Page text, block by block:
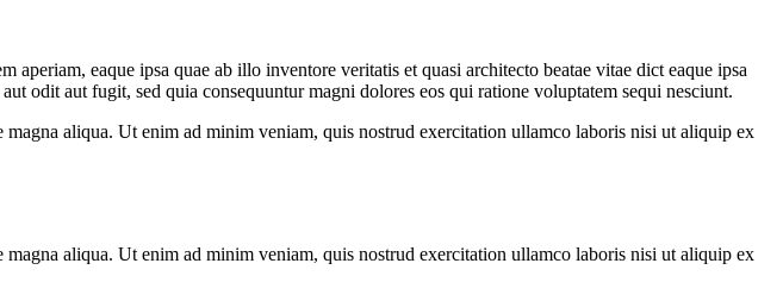
eaque ipsa quae ab illo inventore veritatis et quasi architecto beatae vitae dict eaque ipsa
odit aut fugit, sed quia consequuntur magni dolores eos qui ratione voluptatem sequi nesciunt.
aliqua. Ut enim ad minim veniam, quis nostrud exercitation ullamco laboris nisi ut aliquip ex
aliqua. Ut enim ad minim veniam, quis nostrud exercitation ullamco laboris nisi ut aliquip ex